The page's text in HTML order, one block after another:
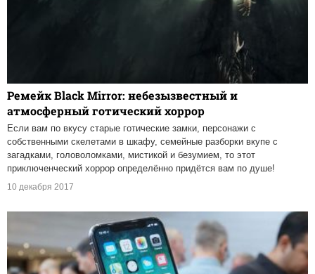
Ремейк Black Mirror: небезызвестный и
атмосферный готический хоррор
Если вам по вкусу старые готические замки, персонажи с
собственными скелетами в шкафу, семейные разборки вкупе с
загадками, головоломками, мистикой и безумием, то этот
приключенческий хоррор определённо придётся вам по душе!
10 декабря 2017